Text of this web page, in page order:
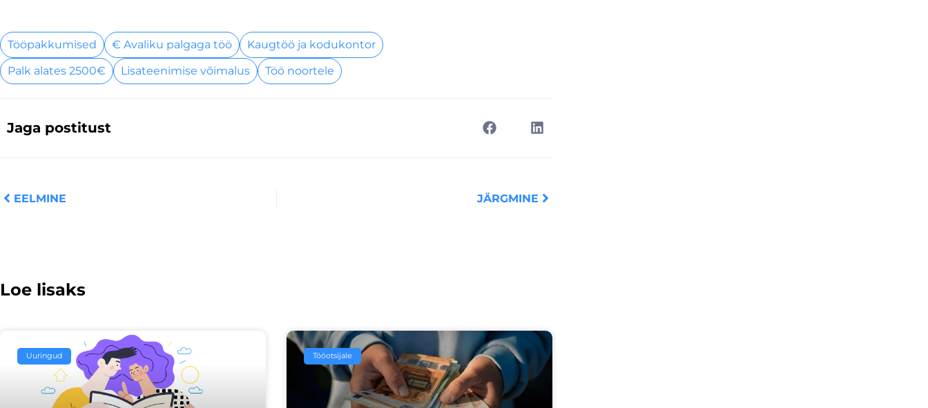
Tööpakkumised € Avaliku palgaga töö
Kaugtöö ja kodukontor
Palk alates 2500€
Lisateenimise võimalus Töö noortele
Jaga postitust
EELMINE JÄRGMINE
Loe lisaks
Uuringud Tööotsijale